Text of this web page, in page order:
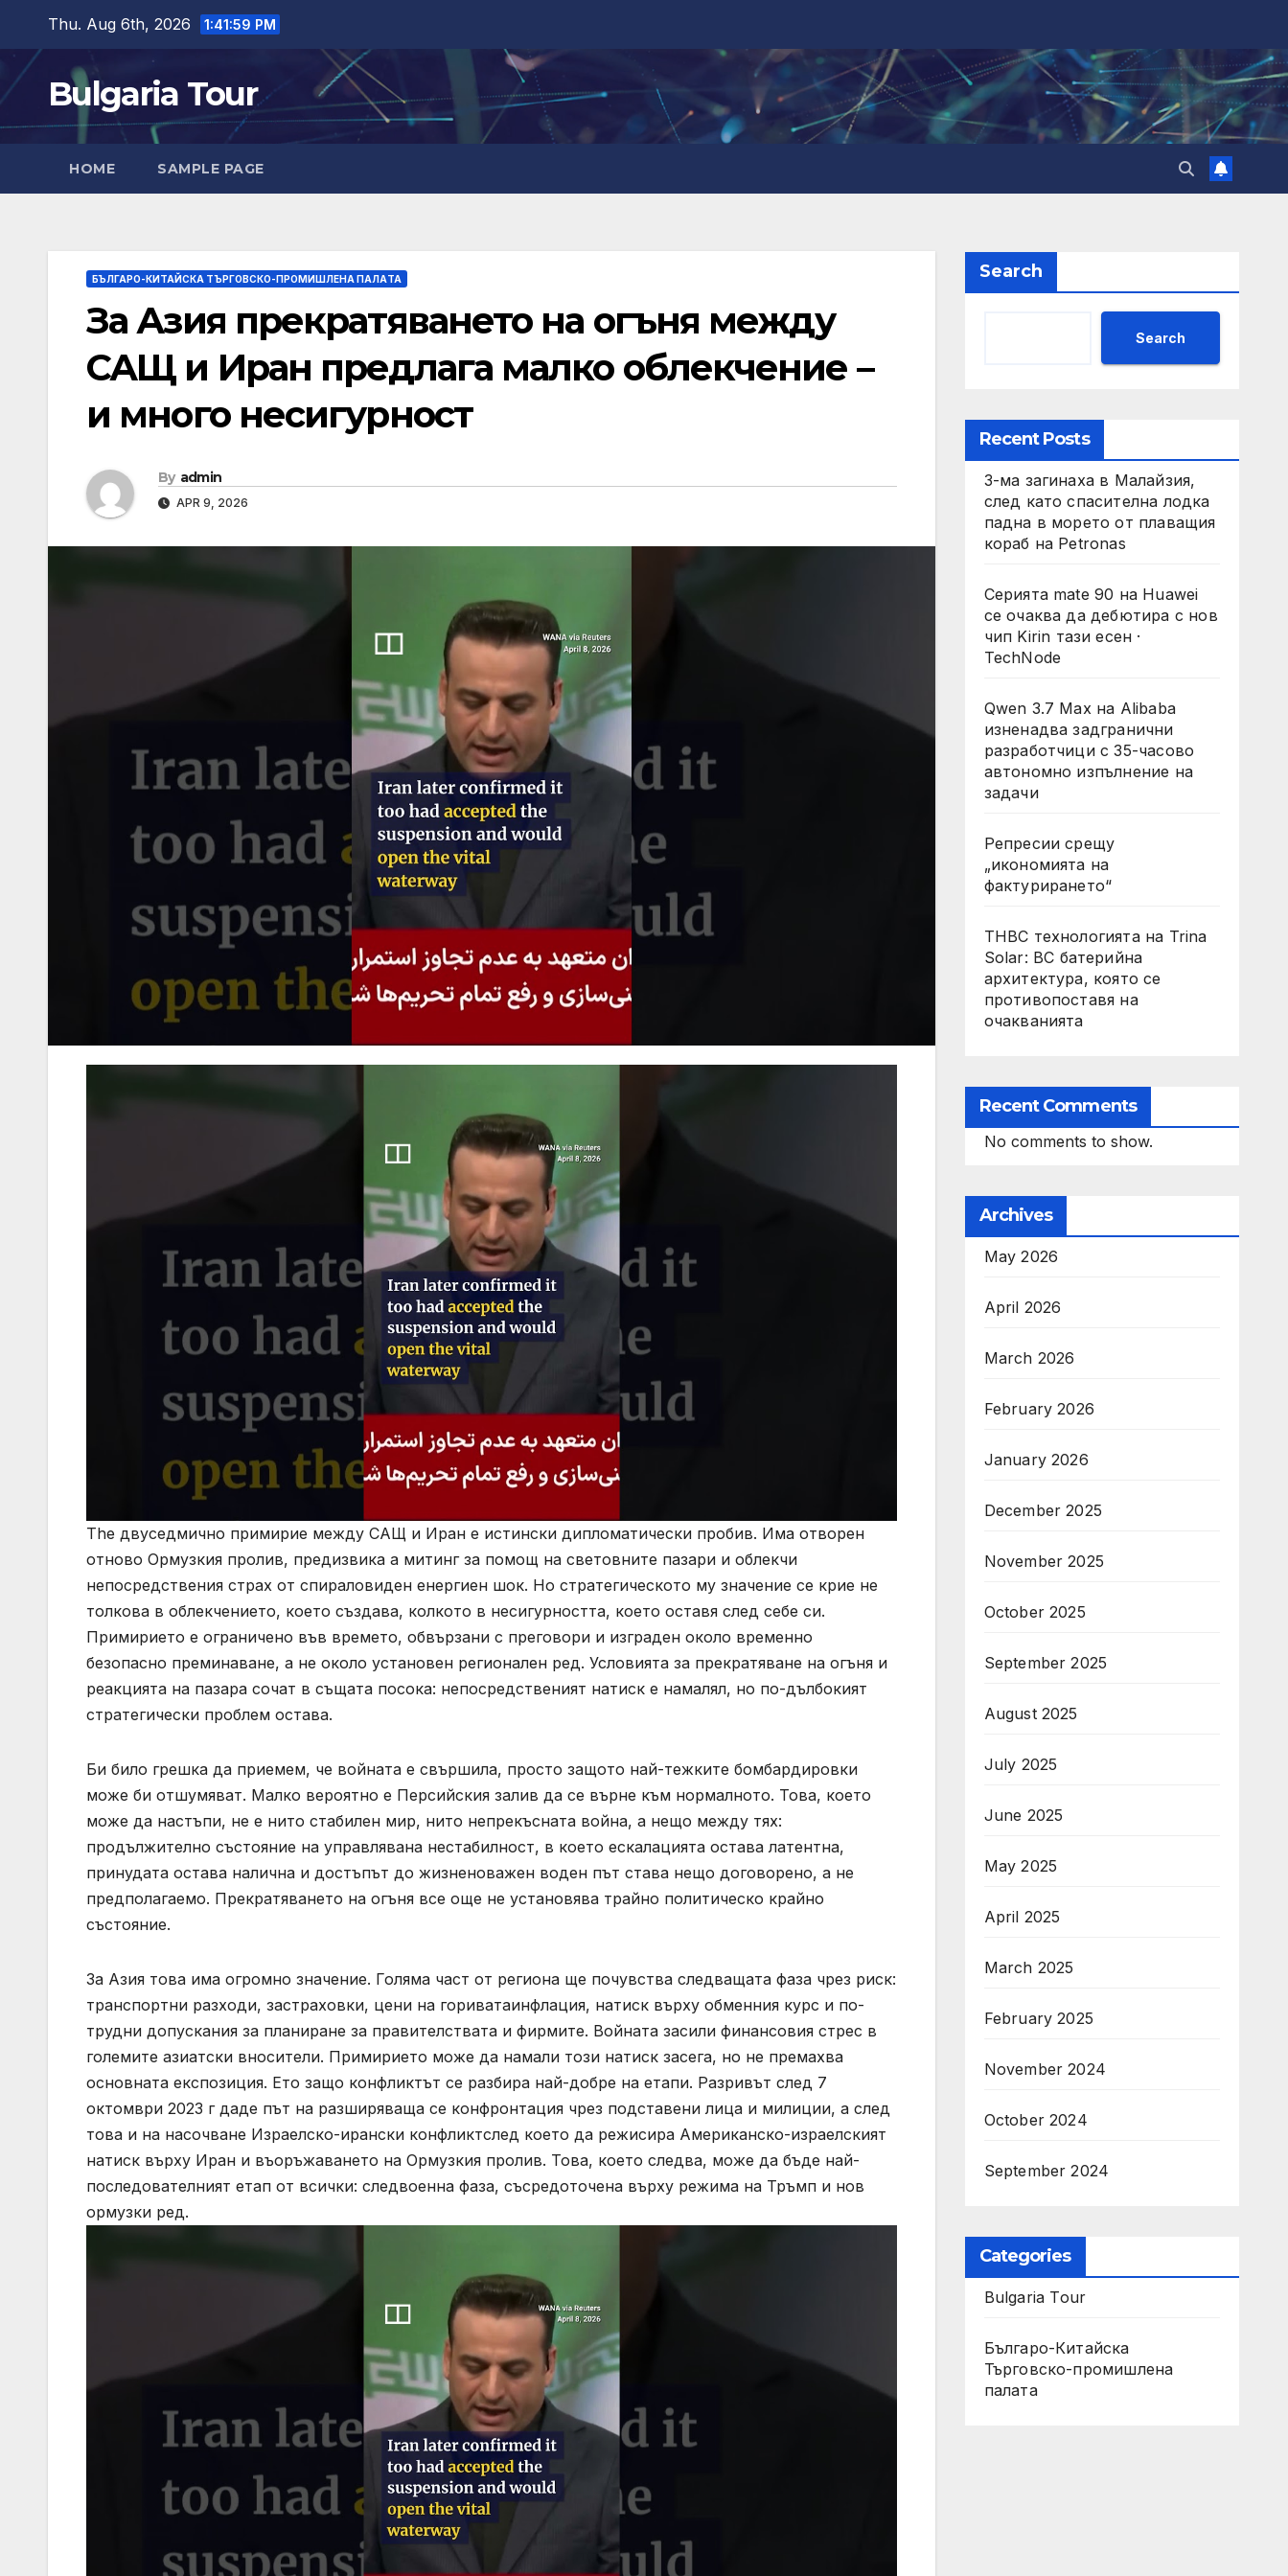
content
Thu. Aug 6th, 2026 1:42:01 PM
Bulgaria Tour
HOME SAMPLE PAGE
БЪЛГАРО-КИТАЙСКА ТЪРГОВСКО-ПРОМИШЛЕНА ПАЛAТА
За Азия прекратяването на огъня между
САЩ и Иран предлага малко облекчение –
и много несигурност
By admin
APR 9, 2026
The двуседмично примирие между САЩ и Иран е истински дипломатически пробив. Има отворен
отново Ормузкия пролив, предизвика а митинг за помощ на световните пазари и облекчи
непосредствения страх от спираловиден енергиен шок. Но стратегическото му значение се крие не
толкова в облекчението, което създава, колкото в несигурността, което оставя след себе си.
Примирието е ограничено във времето, обвързани с преговори и изграден около временно
безопасно преминаване, а не около установен регионален ред. Условията за прекратяване на огъня и
реакцията на пазара сочат в същата посока: непосредственият натиск е намалял, но по-дълбокият
стратегически проблем остава.
Би било грешка да приемем, че войната е свършила, просто защото най-тежките бомбардировки
може би отшумяват. Малко вероятно е Персийския залив да се върне към нормалното. Това, което
може да настъпи, не е нито стабилен мир, нито непрекъсната война, а нещо между тях:
продължително състояние на управлявана нестабилност, в което ескалацията остава латентна,
принудата остава налична и достъпът до жизненоважен воден път става нещо договорено, а не
предполагаемо. Прекратяването на огъня все още не установява трайно политическо крайно
състояние.
За Азия това има огромно значение. Голяма част от региона ще почувства следващата фаза чрез риск:
транспортни разходи, застраховки, цени на гориватаинфлация, натиск върху обменния курс и по-
трудни допускания за планиране за правителствата и фирмите. Войната засили финансовия стрес в
големите азиатски вносители. Примирието може да намали този натиск засега, но не премахва
основната експозиция. Ето защо конфликтът се разбира най-добре на етапи. Разривът след 7
октомври 2023 г даде път на разширяваща се конфронтация чрез подставени лица и милиции, а след
това и на насочване Израелско-ирански конфликтслед което да режисира Американско-израелският
натиск върху Иран и въоръжаването на Ормузкия пролив. Това, което следва, може да бъде най-
последователният етап от всички: следвоенна фаза, съсредоточена върху режима на Тръмп и нов
ормузки ред.
Search
Search
Recent Posts
3-ма загинаха в Малайзия,
след като спасителна лодка
падна в морето от плаващия
кораб на Petronas
Серията mate 90 на Huawei
се очаква да дебютира с нов
чип Kirin тази есен ·
TechNode
Qwen 3.7 Max на Alibaba
изненадва задгранични
разработчици с 35-часово
автономно изпълнение на
задачи
Репресии срещу
„икономията на
фактурирането“
THBC технологията на Trina
Solar: BC батерийна
архитектура, която се
противопоставя на
очакванията
Recent Comments
No comments to show.
Archives
May 2026
April 2026
March 2026
February 2026
January 2026
December 2025
November 2025
October 2025
September 2025
August 2025
July 2025
June 2025
May 2025
April 2025
March 2025
February 2025
November 2024
October 2024
September 2024
Categories
Bulgaria Tour
Българо-Китайска
Търговско-промишлена
палaта